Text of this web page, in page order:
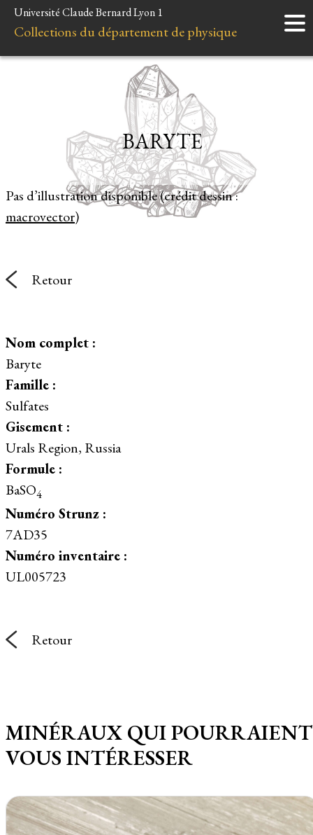
Accueil
Instruments
Liens et ressources
Université Claude Bernard Lyon 1
Collections du département de physique
Pas d’illustration disponible (crédit dessin :
macrovector)
BARYTE
Retour
Nom complet :
Baryte
Famille :
Sulfates
Gisement :
Urals Region, Russia
Formule :
BaSO4
Numéro Strunz :
7AD35
Numéro inventaire :
UL005723
Retour
MINÉRAUX QUI POURRAIENT
VOUS INTÉRESSER